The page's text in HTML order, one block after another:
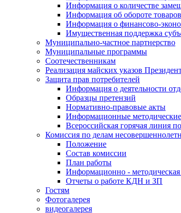
Информация о количестве
Информация об обороте
Информация о финансово-
Имущественная поддержка
Муниципально-частное партнерство
Муниципальные программы
Соотечественникам
Реализация майских указов
Защита прав потребителей
Информация о деятельности
Образцы претензий
Нормативно-правовые акты
Информационные
Всероссийская горячая линия
Комиссия по делам
Положение
Состав комиссии
План работы
Информационно -
Отчеты о работе КДН и ЗП
Гостям
Фотогалерея
видеогалерея